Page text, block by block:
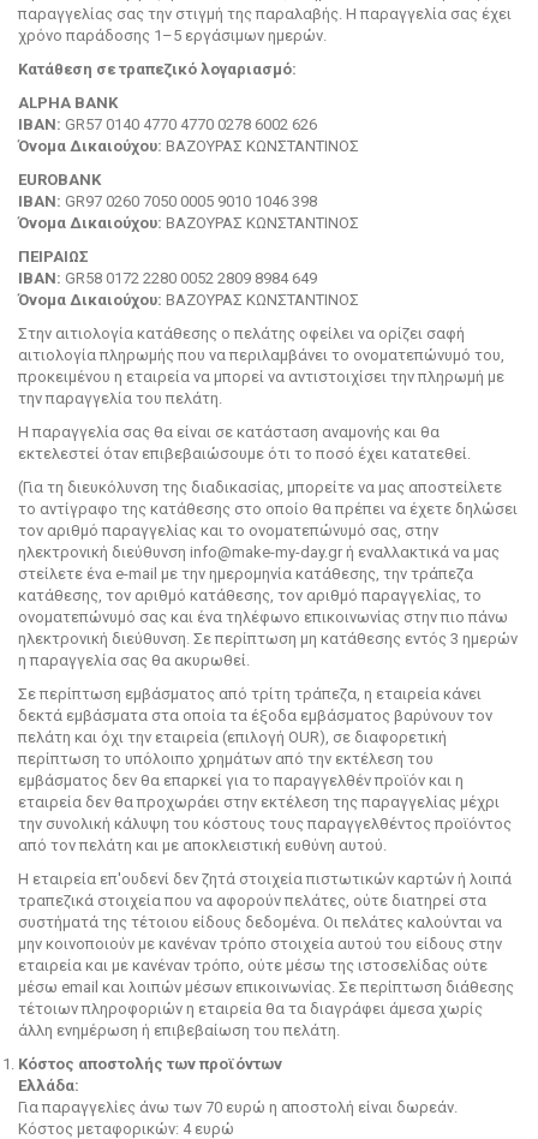
παραγγελίας σας την στιγμή της παραλαβής. Η παραγγελία σας έχει
χρόνο παράδοσης 1–5 εργάσιμων ημερών.
Kατάθεση σε τραπεζικό λογαριασμό:
ALPHA BANK
IBAN: GR57 0140 4770 4770 0278 6002 626
Όνομα Δικαιούχου: ΒΑΖΟΥΡΑΣ ΚΩΝΣΤΑΝΤΙΝΟΣ
EUROBANK
IBAN: GR97 0260 7050 0005 9010 1046 398
Όνομα Δικαιούχου: ΒΑΖΟΥΡΑΣ ΚΩΝΣΤΑΝΤΙΝΟΣ
ΠΕΙΡΑΙΩΣ
IBAN: GR58 0172 2280 0052 2809 8984 649
Όνομα Δικαιούχου: ΒΑΖΟΥΡΑΣ ΚΩΝΣΤΑΝΤΙΝΟΣ
Στην αιτιολογία κατάθεσης ο πελάτης οφείλει να ορίζει σαφή
αιτιολογία πληρωμής που να περιλαμβάνει το ονοματεπώνυμό του,
προκειμένου η εταιρεία να μπορεί να αντιστοιχίσει την πληρωμή με
την παραγγελία του πελάτη.
H παραγγελία σας θα είναι σε κατάσταση αναμονής και θα
εκτελεστεί όταν επιβεβαιώσουμε ότι το ποσό έχει κατατεθεί.
(Για τη διευκόλυνση της διαδικασίας, μπορείτε να μας αποστείλετε
το αντίγραφο της κατάθεσης στο οποίο θα πρέπει να έχετε δηλώσει
τον αριθμό παραγγελίας και το ονοματεπώνυμό σας, στην
ηλεκτρονική διεύθυνση info@make-my-day.gr ή εναλλακτικά να μας
στείλετε ένα e-mail με την ημερομηνία κατάθεσης, την τράπεζα
κατάθεσης, τον αριθμό κατάθεσης, τον αριθμό παραγγελίας, το
ονοματεπώνυμό σας και ένα τηλέφωνο επικοινωνίας στην πιο πάνω
ηλεκτρονική διεύθυνση. Σε περίπτωση μη κατάθεσης εντός 3 ημερών
η παραγγελία σας θα ακυρωθεί.
Σε περίπτωση εμβάσματος από τρίτη τράπεζα, η εταιρεία κάνει
δεκτά εμβάσματα στα οποία τα έξοδα εμβάσματος βαρύνουν τον
πελάτη και όχι την εταιρεία (επιλογή OUR), σε διαφορετική
περίπτωση το υπόλοιπο χρημάτων από την εκτέλεση του
εμβάσματος δεν θα επαρκεί για το παραγγελθέν προϊόν και η
εταιρεία δεν θα προχωράει στην εκτέλεση της παραγγελίας μέχρι
την συνολική κάλυψη του κόστους τους παραγγελθέντος προϊόντος
από τον πελάτη και με αποκλειστική ευθύνη αυτού.
Η εταιρεία επ'ουδενί δεν ζητά στοιχεία πιστωτικών καρτών ή λοιπά
τραπεζικά στοιχεία που να αφορούν πελάτες, ούτε διατηρεί στα
συστήματά της τέτοιου είδους δεδομένα. Οι πελάτες καλούνται να
μην κοινοποιούν με κανέναν τρόπο στοιχεία αυτού του είδους στην
εταιρεία και με κανέναν τρόπο, ούτε μέσω της ιστοσελίδας ούτε
μέσω email και λοιπών μέσων επικοινωνίας. Σε περίπτωση διάθεσης
τέτοιων πληροφοριών η εταιρεία θα τα διαγράφει άμεσα χωρίς
άλλη ενημέρωση ή επιβεβαίωση του πελάτη.
Κόστος αποστολής των προϊόντων
Ελλάδα:
Για παραγγελίες άνω των 70 ευρώ η αποστολή είναι δωρεάν.
Κόστος μεταφορικών: 4 ευρώ